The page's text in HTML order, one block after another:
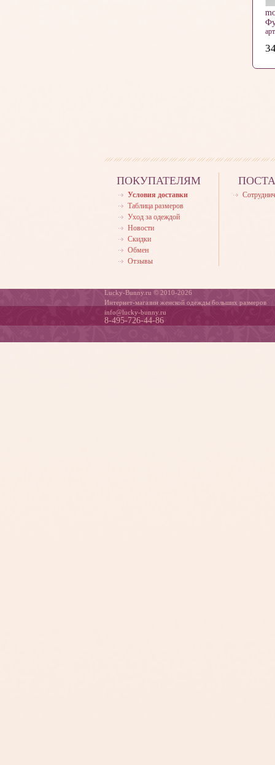
ПОКУПАТЕЛЯМ
Условия доставки
Таблица размеров
Уход за одеждой
Новости
Скидки
Обмен
Отзывы
Lucky-Bunny.ru © 2010-2026
Интернет-магазин женской одежды больших размеров
info@lucky-bunny.ru
8-495-726-44-86